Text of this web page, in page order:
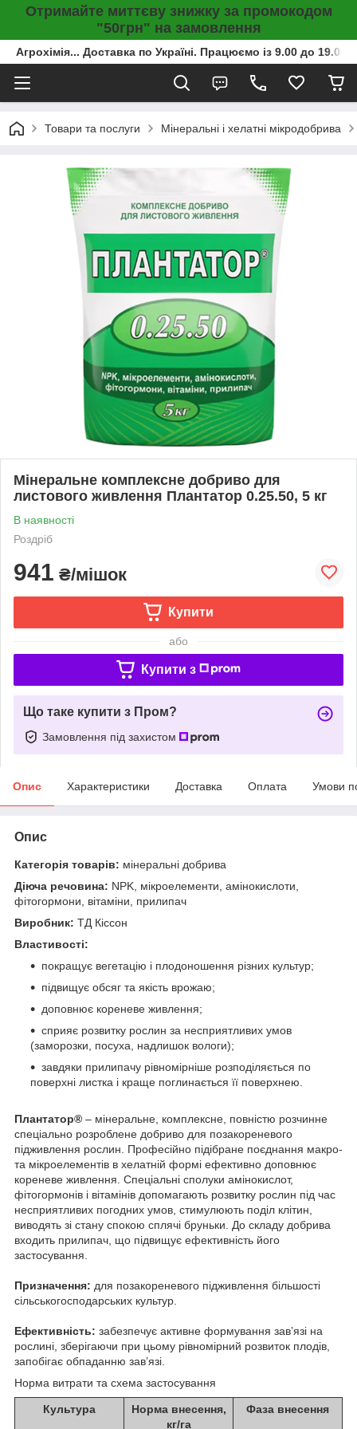
Отримайте миттєву знижку за промокодом
"50грн" на замовлення
Агрохімія... Доставка по Україні. Працюємо із 9.00 до
Товари та послуги Мінеральні і хелатні мікродобрива
Мінеральне комплексне добриво для
листового живлення Плантатор 0.25.50, 5 кг
В наявності
Роздріб
941 ₴/мішок
Купити
або
Купити з
Що таке купити з Пром?
Замовлення під захистом
Опис Характеристики Доставка Оплата Умови
Опис
Категорія товарів: мінеральні добрива
Діюча речовина: NPK, мікроелементи, амінокислоти,
фітогормони, вітаміни, прилипач
Виробник: ТД Кіссон
Властивості:
покращує вегетацію і плодоношення різних культур;
підвищує обсяг та якість врожаю;
доповнює кореневе живлення;
сприяє розвитку рослин за несприятливих умов
(заморозки, посуха, надлишок вологи);
завдяки прилипачу рівномірніше розподіляється по
поверхні листка і краще поглинається її поверхнею.
Плантатор® – мінеральне, комплексне, повністю розчинне
спеціально розроблене добриво для позакореневого
підживлення рослин. Професійно підібране поєднання макро-
та мікроелементів в хелатній формі ефективно доповнює
кореневе живлення. Спеціальні сполуки амінокислот,
фітогормонів і вітамінів допомагають розвитку рослин під час
несприятливих погодних умов, стимулюють поділ клітин,
виводять зі стану спокою сплячі бруньки. До складу добрива
входить прилипач, що підвищує ефективність його
застосування.
Призначення: для позакореневого підживлення більшості
сільськогосподарських культур.
Ефективність: забезпечує активне формування зав’язі на
рослині, зберігаючи при цьому рівномірний розвиток плодів,
запобігає обпаданню зав’язі.
Норма витрати та схема застосування
Культура
Норма внесення,
кг/га
Фаза внесення